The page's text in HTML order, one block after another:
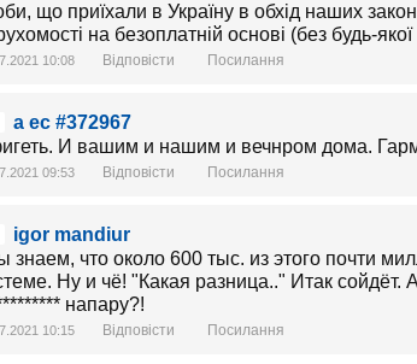
що приїхали в Україну в обхід наших
на безоплатній основі (без будь-якої
10:08 Відповісти Посилання
а ес #372967
И вашим и нашим и вечнром дома.
09:53 Відповісти Посилання
igor mandiur
знаем, что около 600 тыс. из этого почти
Ну и чё! "Какая разница.." Итак
напару?!
10:15 Відповісти Посилання